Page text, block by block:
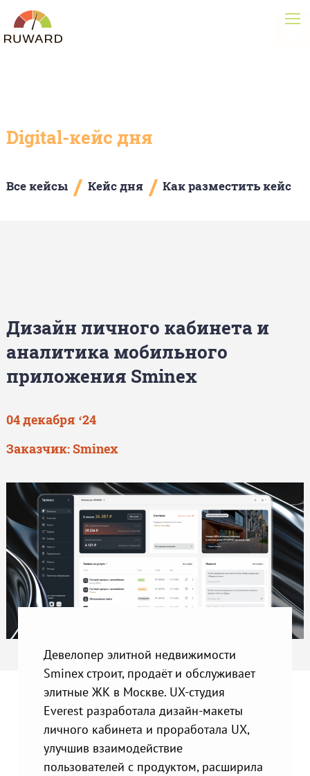
Digital-кейс дня
Все кейсы / Кейс дня / Как разместить кейс
Дизайн личного кабинета и
аналитика мобильного
приложения Sminex
04 декабря ‘24
Заказчик: Sminex
Девелопер элитной недвижимости
Sminex строит, продаёт и обслуживает
элитные ЖК в Москве. UX-студия
Everest разработала дизайн-макеты
личного кабинета и проработала UX,
улучшив взаимодействие
пользователей с продуктом, расширила